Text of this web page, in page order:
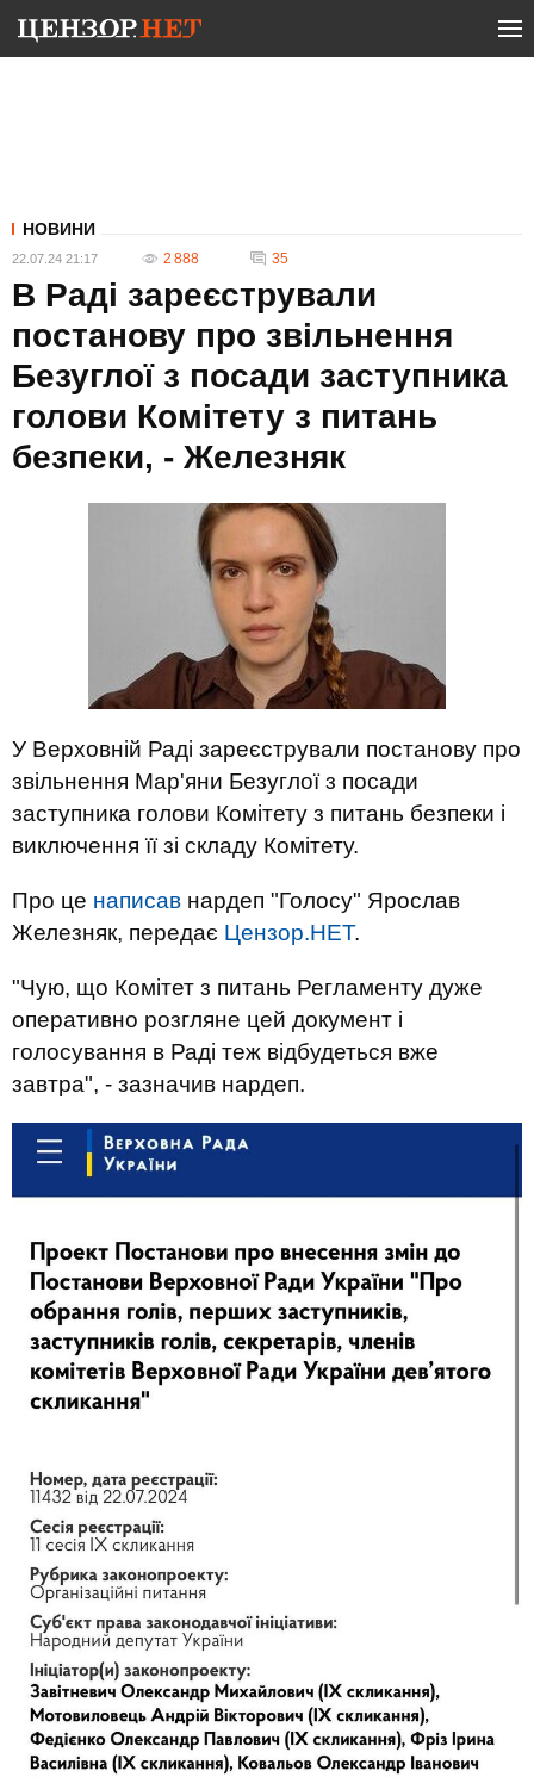
НОВИНИ
22.07.24 21:17 2 888 35
В Раді зареєстрували
постанову про звільнення
Безуглої з посади заступника
голови Комітету з питань
безпеки, - Железняк
У Верховній Раді зареєстрували постанову про
звільнення Мар'яни Безуглої з посади
заступника голови Комітету з питань безпеки і
виключення її зі складу Комітету.
Про це написав нардеп "Голосу" Ярослав
Железняк, передає Цензор.НЕТ.
"Чую, що Комітет з питань Регламенту дуже
оперативно розгляне цей документ і
голосування в Раді теж відбудеться вже
завтра", - зазначив нардеп.